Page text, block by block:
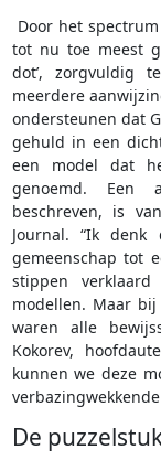
Door het
tot nu toe meest
dot’, zorgvuldig
meerdere
ondersteunen dat
gehuld in een
een model dat
genoemd. Een
beschreven, is
Journal. “Ik
gemeenschap tot
stippen
modellen. Maar
waren alle
Kokorev,
kunnen we deze
De